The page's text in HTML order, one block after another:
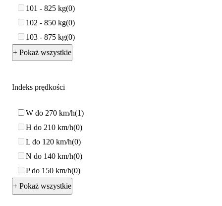
101 - 825 kg 0
102 - 850 kg 0
103 - 875 kg 0
+ Pokaż wszystkie
Indeks prędkości
W do 270 km/h 1
H do 210 km/h 0
L do 120 km/h 0
N do 140 km/h 0
P do 150 km/h 0
+ Pokaż wszystkie